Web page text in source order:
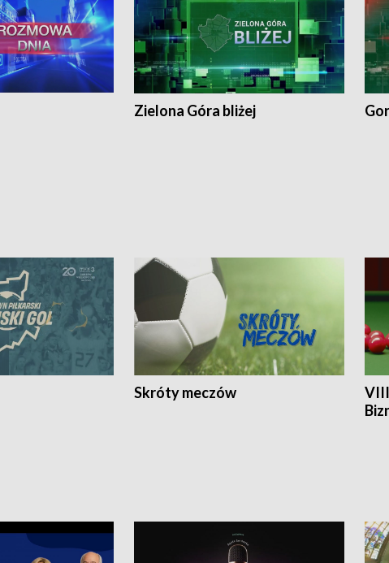
Zielona Góra bliżej
Skróty meczów